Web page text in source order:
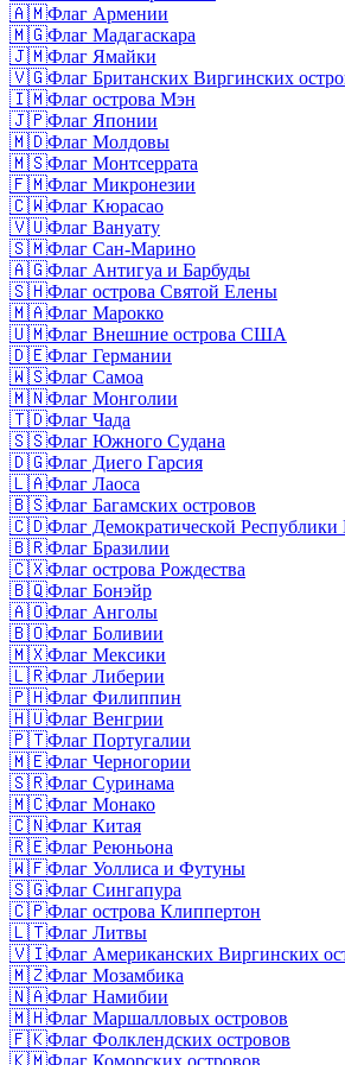
🇦🇲Флаг Армении
🇲🇬Флаг Мадагаскара
🇯🇲Флаг Ямайки
🇻🇬Флаг Британских Виргинских
🇮🇲Флаг острова Мэн
🇯🇵Флаг Японии
🇲🇩Флаг Молдовы
🇲🇸Флаг Монтсеррата
🇫🇲Флаг Микронезии
🇨🇼Флаг Кюрасао
🇻🇺Флаг Вануату
🇸🇲Флаг Сан-Марино
🇦🇬Флаг Антигуа и Барбуды
🇸🇭Флаг острова Святой Елены
🇲🇦Флаг Марокко
🇺🇲Флаг Внешние острова США
🇩🇪Флаг Германии
🇼🇸Флаг Самоа
🇲🇳Флаг Монголии
🇹🇩Флаг Чада
🇸🇸Флаг Южного Судана
🇩🇬Флаг Диего Гарсия
🇱🇦Флаг Лаоса
🇧🇸Флаг Багамских островов
🇨🇩Флаг Демократической Республики
🇧🇷Флаг Бразилии
🇨🇽Флаг острова Рождества
🇧🇶Флаг Бонэйр
🇦🇴Флаг Анголы
🇧🇴Флаг Боливии
🇲🇽Флаг Мексики
🇱🇷Флаг Либерии
🇵🇭Флаг Филиппин
🇭🇺Флаг Венгрии
🇵🇹Флаг Португалии
🇲🇪Флаг Черногории
🇸🇷Флаг Суринама
🇲🇨Флаг Монако
🇨🇳Флаг Китая
🇷🇪Флаг Реюньона
🇼🇫Флаг Уоллиса и Футуны
🇸🇬Флаг Сингапура
🇨🇵Флаг острова Клиппертон
🇱🇹Флаг Литвы
🇻🇮Флаг Американских Виргинских
🇲🇿Флаг Мозамбика
🇳🇦Флаг Намибии
🇲🇭Флаг Маршалловых островов
🇫🇰Флаг Фолклендских островов
🇰🇲Флаг Коморских островов